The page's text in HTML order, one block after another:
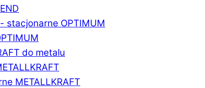
stacjonarne OPTIMUM
do metalu
METALLKRAFT